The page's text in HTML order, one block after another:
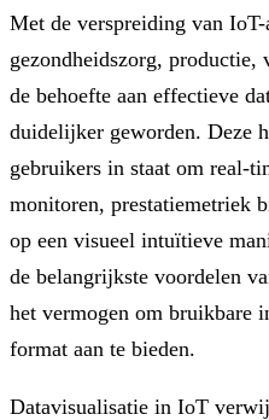
Met de verspreiding van
gezondheidszorg, productie,
de behoefte aan effectieve
duidelijker geworden. Deze
gebruikers in staat om real-
monitoren, prestatiemetriek
op een visueel intuïtieve
de belangrijkste voordelen
het vermogen om bruikbare
format aan te bieden.
Datavisualisatie in IoT